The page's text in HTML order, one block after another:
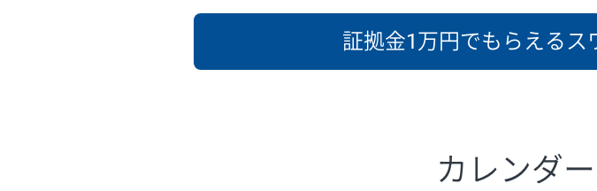
証拠金1万円でもらえるス
あたりの
カレンダー